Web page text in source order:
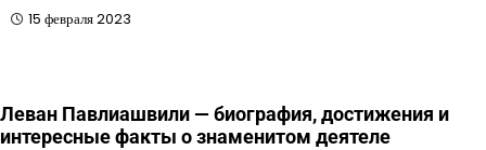
15 февраля 2023
Леван Павлиашвили — биография, достижения и
интересные факты о знаменитом деятеле